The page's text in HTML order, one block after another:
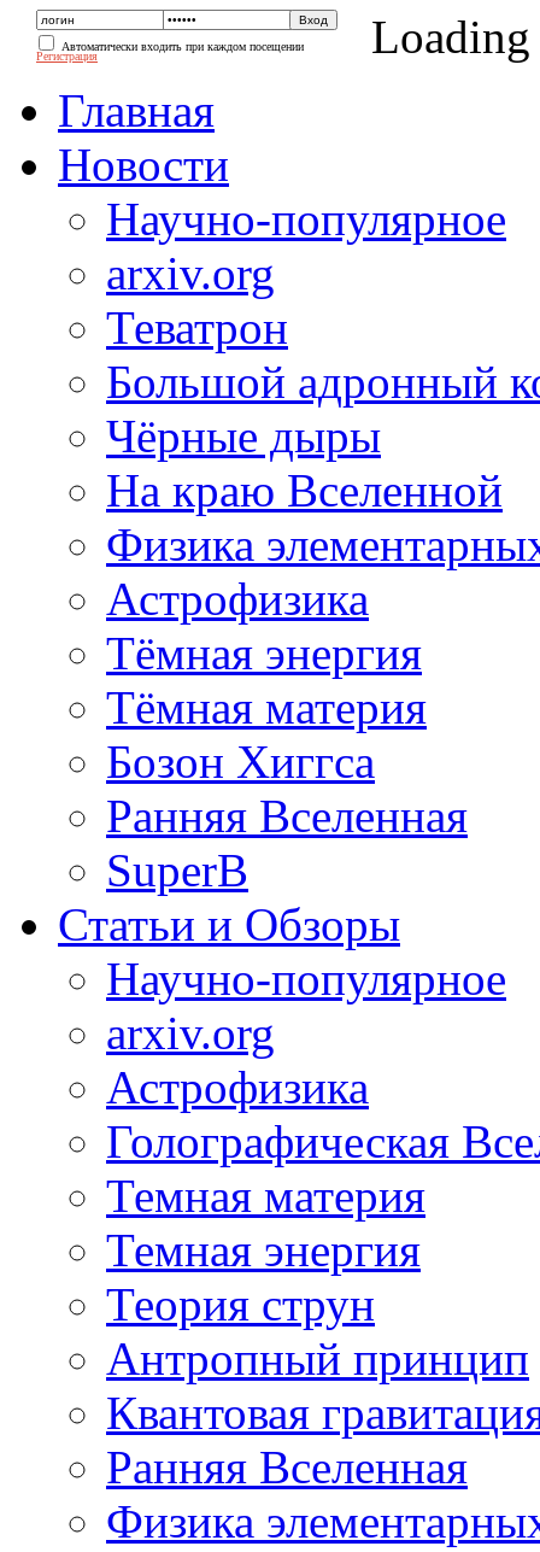
Автоматически входить при каждом посещении
Регистрация
Loading
Главная
Новости
Научно-популярное
arxiv.org
Теватрон
Большой адронный
Чёрные дыры
На краю Вселенной
Физика
Астрофизика
Тёмная энергия
Тёмная материя
Бозон Хиггса
Ранняя Вселенная
SuperB
Статьи и Обзоры
Научно-популярное
arxiv.org
Астрофизика
Голографическая
Темная материя
Темная энергия
Теория струн
Антропный принцип
Квантовая
Ранняя Вселенная
Физика